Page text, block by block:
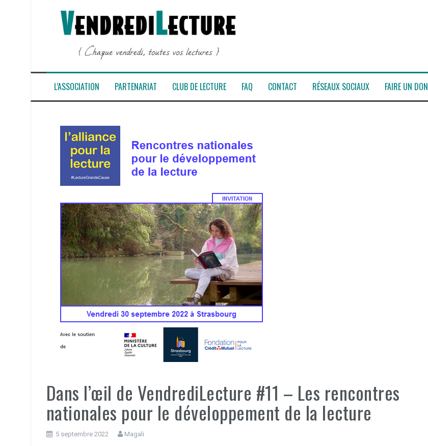
L’ASSOCIATION PARTENARIAT CLUB DE LECTURE FAQ CONTACT RÉSEAUX SOCIAUX FAIRE UN DON
Dans l’œil de VendrediLecture #11 – Les rencontres
nationales pour le développement de la lecture
5 septembre 2022 Magali